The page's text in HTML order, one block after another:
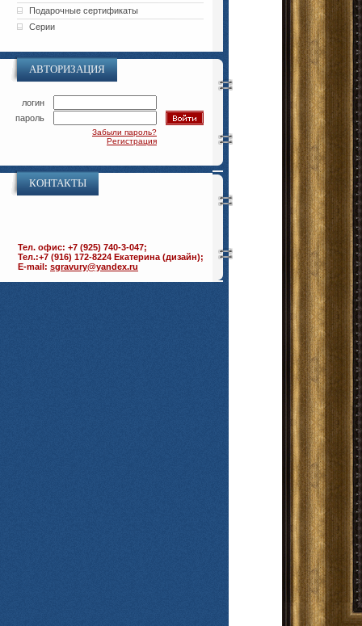
Подарочные сертификаты
Серии
АВТОРИЗАЦИЯ
логин
пароль
Забыли пароль?
Регистрация
КОНТАКТЫ
Тел. офис: +7 (925) 740-3-047;
Тел.:+7 (916) 172-8224 Екатерина (дизайн);
E-mail: sgravury@yandex.ru